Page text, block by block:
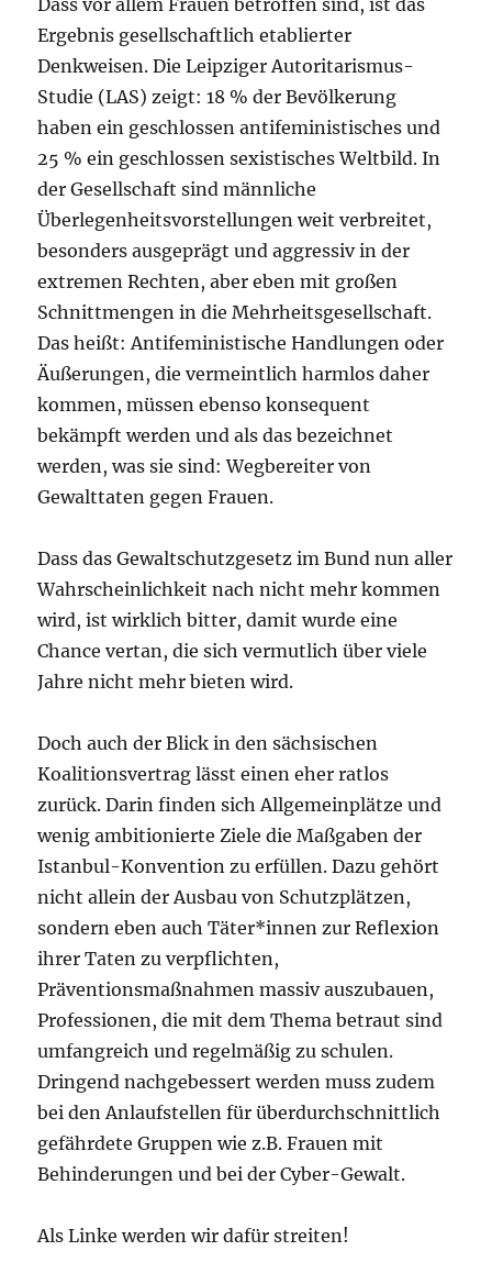
Ergebnis gesellschaftlich etablierter
Denkweisen. Die Leipziger Autoritarismus-
Studie (LAS) zeigt: 18 % der Bevölkerung
haben ein geschlossen antifeministisches und
25 % ein geschlossen sexistisches Weltbild. In
der Gesellschaft sind männliche
Überlegenheitsvorstellungen weit verbreitet,
besonders ausgeprägt und aggressiv in der
extremen Rechten, aber eben mit großen
Schnittmengen in die Mehrheitsgesellschaft.
Das heißt: Antifeministische Handlungen oder
Äußerungen, die vermeintlich harmlos daher
kommen, müssen ebenso konsequent
bekämpft werden und als das bezeichnet
werden, was sie sind: Wegbereiter von
Gewalttaten gegen Frauen.
Dass das Gewaltschutzgesetz im Bund nun aller
Wahrscheinlichkeit nach nicht mehr kommen
wird, ist wirklich bitter, damit wurde eine
Chance vertan, die sich vermutlich über viele
Jahre nicht mehr bieten wird.
Doch auch der Blick in den sächsischen
Koalitionsvertrag lässt einen eher ratlos
zurück. Darin finden sich Allgemeinplätze und
wenig ambitionierte Ziele die Maßgaben der
Istanbul-Konvention zu erfüllen. Dazu gehört
nicht allein der Ausbau von Schutzplätzen,
sondern eben auch Täter*innen zur Reflexion
ihrer Taten zu verpflichten,
Präventionsmaßnahmen massiv auszubauen,
Professionen, die mit dem Thema betraut sind
umfangreich und regelmäßig zu schulen.
Dringend nachgebessert werden muss zudem
bei den Anlaufstellen für überdurchschnittlich
gefährdete Gruppen wie z.B. Frauen mit
Behinderungen und bei der Cyber-Gewalt.
Als Linke werden wir dafür streiten!